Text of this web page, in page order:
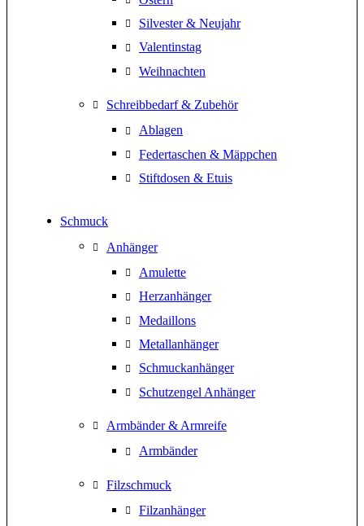
Silvester & Neujahr
Valentinstag
Weihnachten
Schreibbedarf & Zubehör
Ablagen
Federtaschen & Mäppchen
Stiftdosen & Etuis
Schmuck
Anhänger
Amulette
Herzanhänger
Medaillons
Metallanhänger
Schmuckanhänger
Schutzengel Anhänger
Armbänder & Armreife
Armbänder
Filzschmuck
Filzanhänger